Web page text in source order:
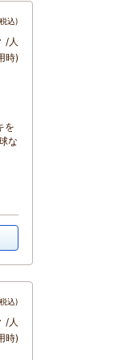
込)
/人
時)
を
な
込)
/人
時)